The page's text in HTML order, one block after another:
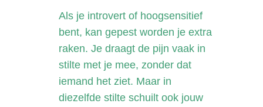
Als je introvert of hoogsensitief
bent, kan gepest worden je extra
raken. Je draagt de pijn vaak in
stilte met je mee, zonder dat
iemand het ziet. Maar in
diezelfde stilte schuilt ook jouw